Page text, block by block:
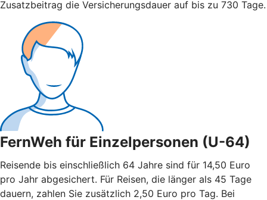
Zusatzbeitrag die Versicherungsdauer auf bis zu 730 Tage.
FernWeh für Einzelpersonen (U-64)
Reisende bis einschließlich 64 Jahre sind für 14,50 Euro
pro Jahr abgesichert. Für Reisen, die länger als 45 Tage
dauern, zahlen Sie zusätzlich 2,50 Euro pro Tag. Bei